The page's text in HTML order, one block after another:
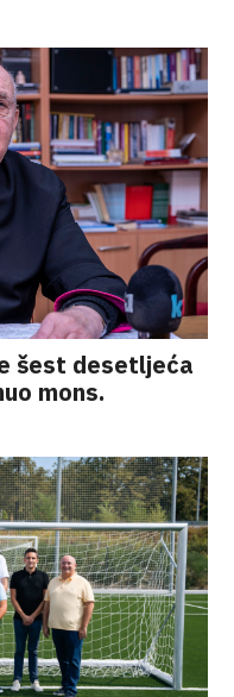
šest desetljeća
mons.